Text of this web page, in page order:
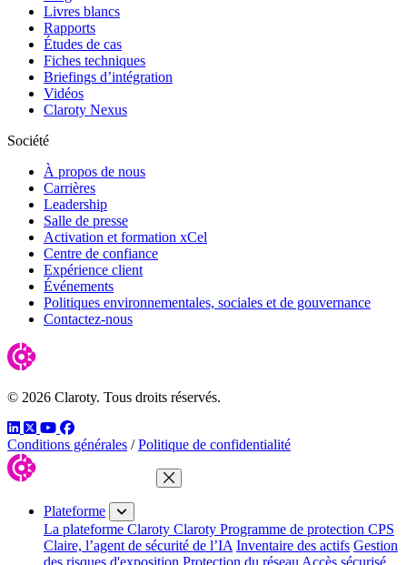
Livres blancs
Rapports
Études de cas
Fiches techniques
Briefings d’intégration
Vidéos
Claroty Nexus
Société
À propos de nous
Carrières
Leadership
Salle de presse
Activation et formation xCel
Centre de confiance
Expérience client
Événements
Politiques environnementales, sociales et de gouvernance
Contactez-nous
© 2026 Claroty. Tous droits réservés.
LinkedIn
TwitterYouTube
Facebook
Conditions générales / Politique de confidentialité
Fermer le menu
Plateforme
La plateforme Claroty Claroty Programme de protection CPS
Claire, l’agent de sécurité de l’IA Inventaire des actifs Gestion
des risques d'exposition Protection du réseau Accès sécurisé